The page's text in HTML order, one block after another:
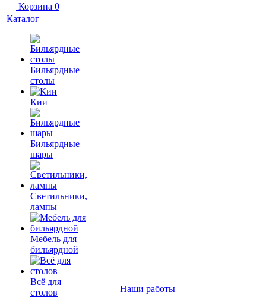
Корзина 0
Каталог
Бильярдные
столы
Кии
Бильярдные
шары
Светильники,
лампы
Мебель для
бильярдной
Всё для
столов
Наши работы